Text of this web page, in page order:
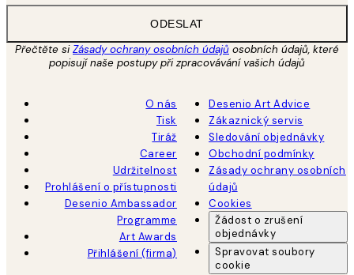
ODESLAT
Přečtěte siZásady ochrany osobních údajů osobních údajů, které
popisují naše postupy při zpracovávání vašich údajů
O nás
Tisk
Tiráž
Career
Udržitelnost
Prohlášení o přístupnosti
Desenio Ambassador
Programme
Art Awards
Přihlášení (firma)
Desenio Art Advice
Zákaznický servis
Sledování objednávky
Obchodní podmínky
Zásady ochrany osobních
údajů
Cookies
Žádost o zrušení
objednávky
Spravovat soubory
cookie